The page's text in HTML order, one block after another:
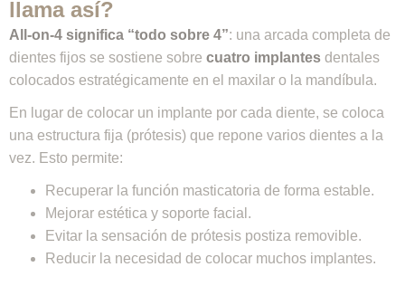
llama así?
All-on-4 significa “todo sobre 4”: una arcada completa de
dientes fijos se sostiene sobre cuatro implantes dentales
colocados estratégicamente en el maxilar o la mandíbula.
En lugar de colocar un implante por cada diente, se coloca
una estructura fija (prótesis) que repone varios dientes a la
vez. Esto permite:
Recuperar la función masticatoria de forma estable.
Mejorar estética y soporte facial.
Evitar la sensación de prótesis postiza removible.
Reducir la necesidad de colocar muchos implantes.